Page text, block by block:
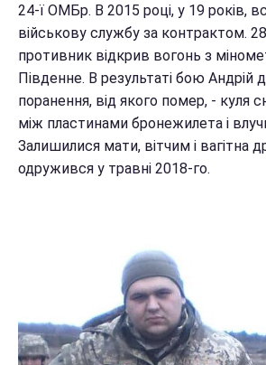
24-ї ОМБр. В 2015 році, у 19 років,
військову службу за контрактом.
противник відкрив вогонь з
Південне. В результаті бою Андрій
поранення, від якого помер, - куля
між пластинами бронежилета і
Залишилися мати, вітчим і вагітна
одружився у травні 2018-го.